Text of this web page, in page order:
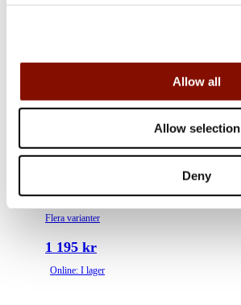
Allow all
Allow selection
Deny
Flera varianter
1 195 kr
Online: I lager